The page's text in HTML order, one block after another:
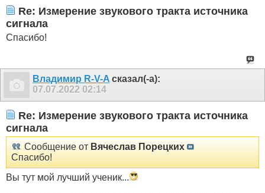
Re: Измерение звукового тракта источника
сигнала
Спасибо!
Владимир R-V-A сказал(-а):
07.07.2022 02:14
Re: Измерение звукового тракта источника
сигнала
Сообщение от Вячеслав Порецких
Спасибо!
Вы тут мой лучший ученик...